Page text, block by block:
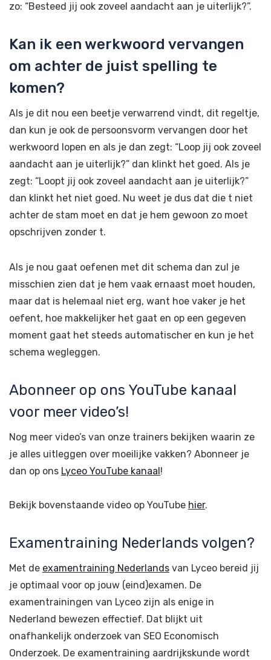
zo: “Besteed jij ook zoveel aandacht aan je uiterlijk?”.
Kan ik een werkwoord vervangen
om achter de juist spelling te
komen?
Als je dit nou een beetje verwarrend vindt, dit regeltje,
dan kun je ook de persoonsvorm vervangen door het
werkwoord lopen en als je dan zegt: “Loop jij ook zoveel
aandacht aan je uiterlijk?” dan klinkt het goed. Als je
zegt: “Loopt jij ook zoveel aandacht aan je uiterlijk?”
dan klinkt het niet goed. Nu weet je dus dat die t niet
achter de stam moet en dat je hem gewoon zo moet
opschrijven zonder t.
Als je nou gaat oefenen met dit schema dan zul je
misschien zien dat je hem vaak ernaast moet houden,
maar dat is helemaal niet erg, want hoe vaker je het
oefent, hoe makkelijker het gaat en op een gegeven
moment gaat het steeds automatischer en kun je het
schema wegleggen.
Abonneer op ons YouTube kanaal
voor meer video’s!
Nog meer video’s van onze trainers bekijken waarin ze
je alles uitleggen over moeilijke vakken? Abonneer je
dan op ons Lyceo YouTube kanaal!
Bekijk bovenstaande video op YouTube hier.
Examentraining Nederlands volgen?
Met de examentraining Nederlands van Lyceo bereid jij
je optimaal voor op jouw (eind)examen. De
examentrainingen van Lyceo zijn als enige in
Nederland bewezen effectief. Dat blijkt uit
onafhankelijk onderzoek van SEO Economisch
Onderzoek. De examentraining aardrijkskunde wordt